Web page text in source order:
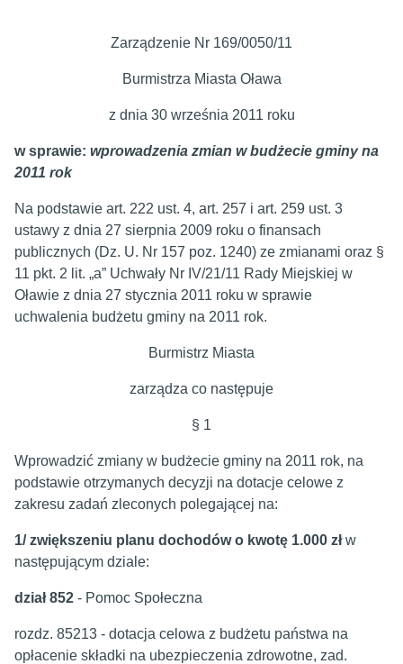
Zarządzenie Nr 169/0050/11
Burmistrza Miasta Oława
z dnia 30 września 2011 roku
w sprawie: wprowadzenia zmian w budżecie gminy na
2011 rok
Na podstawie art. 222 ust. 4, art. 257 i art. 259 ust. 3
ustawy z dnia 27 sierpnia 2009 roku o finansach
publicznych (Dz. U. Nr 157 poz. 1240) ze zmianami oraz §
11 pkt. 2 lit. „a” Uchwały Nr IV/21/11 Rady Miejskiej w
Oławie z dnia 27 stycznia 2011 roku w sprawie
uchwalenia budżetu gminy na 2011 rok.
Burmistrz Miasta
zarządza co następuje
§ 1
Wprowadzić zmiany w budżecie gminy na 2011 rok, na
podstawie otrzymanych decyzji na dotacje celowe z
zakresu zadań zleconych polegającej na:
1/ zwiększeniu planu dochodów o kwotę 1.000 złw
następującym dziale:
dział 852 - Pomoc Społeczna
rozdz. 85213 - dotacja celowa z budżetu państwa na
opłacenie składki na ubezpieczenia zdrowotne, zad.